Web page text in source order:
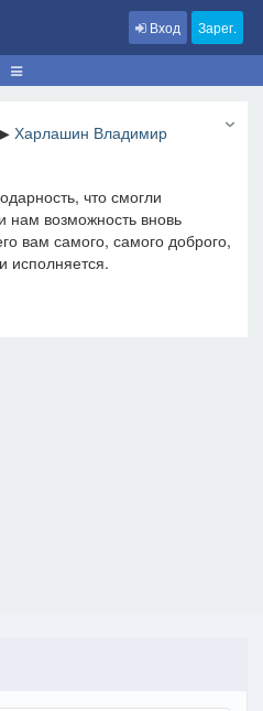
Вход Зарег.
Харлашин Владимир
что смогли
нам возможность вновь
вам самого, самого доброго,
исполняется.